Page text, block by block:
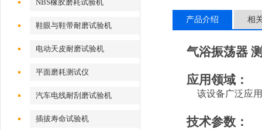
NBS橡胶磨耗试验机
鞋眼与鞋带耐磨试验机
电动天皮耐磨试验机
平面磨耗测试仪
汽车电线耐刮磨试验机
插拔寿命试验机
产品介绍 相
气浴振荡器
应用领域：
该设备广泛应
技术参数：